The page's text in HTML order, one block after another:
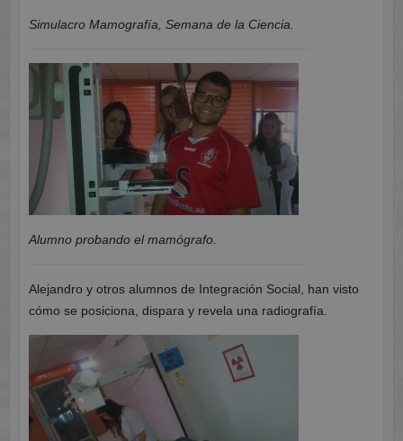
Simulacro Mamografía, Semana de la Ciencia.
Alumno probando el mamógrafo.
Alejandro y otros alumnos de Integración Social, han visto
cómo se posiciona, dispara y revela una radiografía.